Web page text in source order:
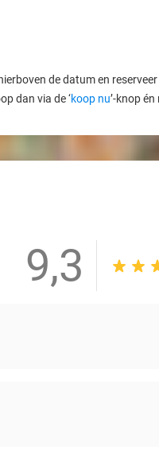
de datum en
dan via de ‘koop nu’-knop
9,3